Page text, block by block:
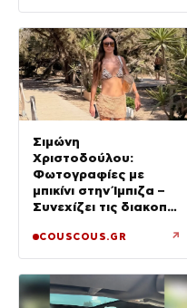
Σιμώνη
Χριστοδούλου:
Φωτογραφίες με
μπικίνι στην Ίμπιζα –
Συνεχίζει τις διακοπές
της, Αντρέα Γεωργίου
COUSCOUS.GR ↗